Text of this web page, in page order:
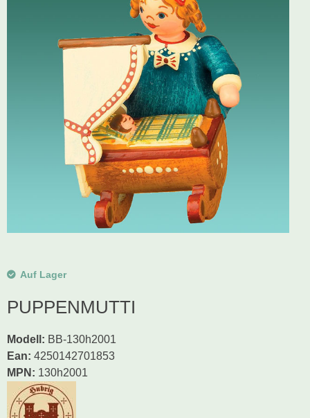
Räucherfiguren
Auf Lager
PUPPENMUTTI
Modell : BB-130h2001
Ean: 4250142701853
MPN: 130h2001